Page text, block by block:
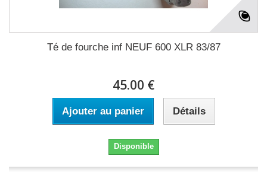
Té de fourche inf NEUF 600 XLR 83/87
45.00 €
Ajouter au panier Détails
Disponible